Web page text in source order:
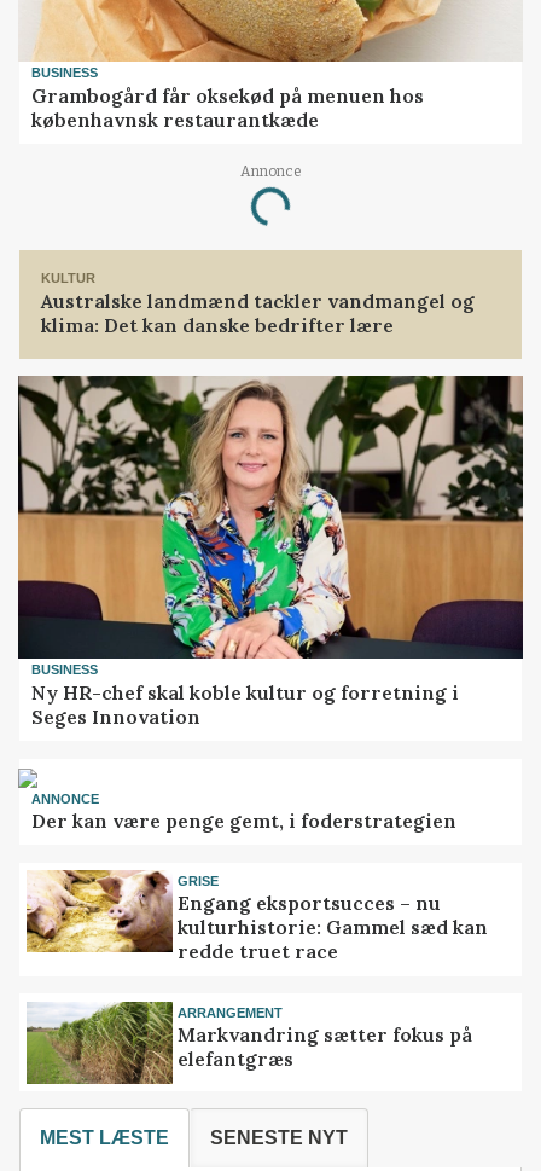
BUSINESS
Grambogård får oksekød på menuen hos
københavnsk restaurantkæde
Annonce
Loading...
KULTUR
Australske landmænd tackler vandmangel og
klima: Det kan danske bedrifter lære
BUSINESS
Ny HR-chef skal koble kultur og forretning i
Seges Innovation
ANNONCE
Der kan være penge gemt, i foderstrategien
GRISE
Engang eksportsucces – nu
kulturhistorie: Gammel sæd kan
redde truet race
ARRANGEMENT
Markvandring sætter fokus på
elefantgræs
MEST LÆSTE SENESTE NYT